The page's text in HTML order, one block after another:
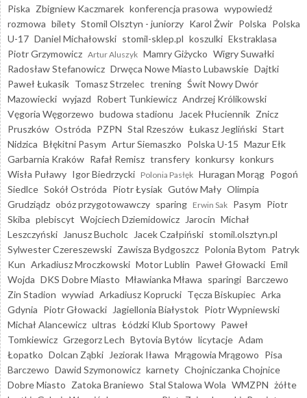
Piska Zbigniew Kaczmarek konferencja prasowa wypowiedź
rozmowa bilety Stomil Olsztyn - juniorzy Karol Żwir Polska Polska
U-17 Daniel Michałowski stomil-sklep.pl koszulki Ekstraklasa
Piotr Grzymowicz Artur Aluszyk Mamry Giżycko Wigry Suwałki
Radosław Stefanowicz Drwęca Nowe Miasto Lubawskie Dajtki
Paweł Łukasik Tomasz Strzelec trening Świt Nowy Dwór
Mazowiecki wyjazd Robert Tunkiewicz Andrzej Królikowski
Vęgoria Węgorzewo budowa stadionu Jacek Płuciennik Znicz
Pruszków Ostróda PZPN Stal Rzeszów Łukasz Jegliński Start
Nidzica Błękitni Pasym Artur Siemaszko Polska U-15 Mazur Ełk
Garbarnia Kraków Rafał Remisz transfery konkursy konkurs
Wisła Puławy Igor Biedrzycki Polonia Pasłęk Huragan Morąg Pogoń
Siedlce Sokół Ostróda Piotr Łysiak Gutów Mały Olimpia
Grudziądz obóz przygotowawczy sparing Erwin Sak Pasym Piotr
Skiba plebiscyt Wojciech Dziemidowicz Jarocin Michał
Leszczyński
Janusz Bucholc Jacek Czałpiński stomil.olsztyn.pl
Sylwester Czereszewski Zawisza Bydgoszcz Polonia Bytom Patryk
Kun Arkadiusz Mroczkowski Motor Lublin Paweł Głowacki Emil
Wojda DKS Dobre Miasto Mławianka Mława sparingi Barczewo
Zin Stadion wywiad Arkadiusz Koprucki Tęcza Biskupiec Arka
Gdynia Piotr Głowacki Jagiellonia Białystok Piotr Wypniewski
Michał Alancewicz ultras Łódzki Klub Sportowy Paweł
Tomkiewicz Grzegorz Lech Bytovia Bytów licytacje Adam
Łopatko Dolcan Ząbki Jeziorak Iława Mrągowia Mrągowo Pisa
Barczewo Dawid Szymonowicz karnety Chojniczanka Chojnice
Dobre Miasto Zatoka Braniewo Stal Stalowa Wola WMZPN żółte